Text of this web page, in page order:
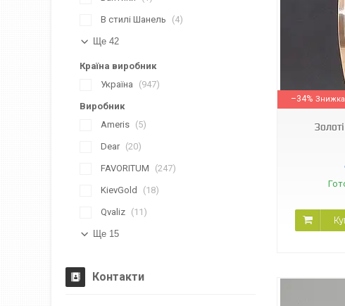
210278_Б
–34%
110385
В стилі Шанель 4
Ще 42
Країна виробник
Україна
947
Виробник
Ameris
5
Dear 20
FAVORITUM 247
KievGold 18
Qvaliz 11
Ще 15
Контакти